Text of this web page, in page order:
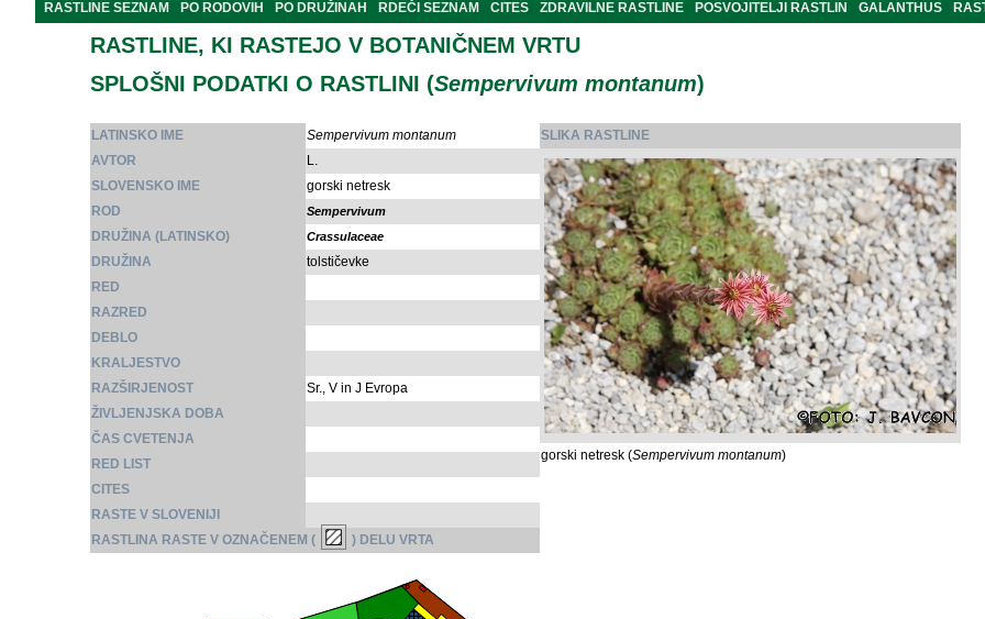
RASTLINE SEZNAM PO RODOVIH PO DRUŽINAH RDEČI SEZNAM CITES ZDRAVILNE RASTLINE POSVOJITELJI RASTLIN GALANTHUS
RASTLINE, KI RASTEJO V BOTANIČNEM VRTU
SPLOŠNI PODATKI O RASTLINI (Sempervivum montanum)
LATINSKO IME
Sempervivum montanum
AVTOR
L.
SLOVENSKO IME
gorski netresk
ROD
Sempervivum
DRUŽINA (LATINSKO) Crassulaceae
DRUŽINA
tolstičevke
RED
RAZRED
DEBLO
KRALJESTVO
RAZŠIRJENOST
Sr., V in J Evropa
ŽIVLJENJSKA DOBA
ČAS CVETENJA
RED LIST
CITES
RASTE V SLOVENIJI
RASTLINA RASTE V OZNAČENEM (
) DELU VRTA
SLIKA RASTLINE
gorski netresk (Sempervivum montanum)